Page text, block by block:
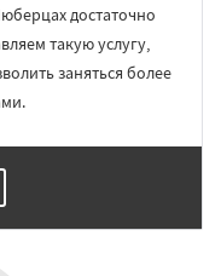
достаточно
такую услугу,
заняться более